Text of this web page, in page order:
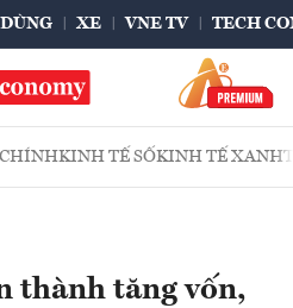
XE VNE TV TECH
KINH TẾ SỐKINH TẾ XANH
thành tăng vốn,